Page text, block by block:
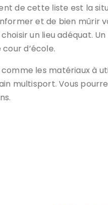
de cette liste est la
et de bien mûrir
un lieu adéquat.
d’école.
comme les matériaux à
multisport. Vous